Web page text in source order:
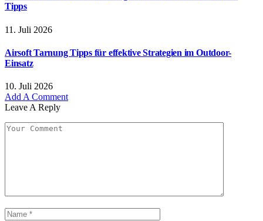
Tipps
11. Juli 2026
Airsoft Tarnung Tipps für effektive Strategien im Outdoor-
Einsatz
10. Juli 2026
Add A Comment
Leave A Reply